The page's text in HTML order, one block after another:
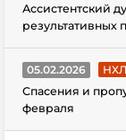
Ассистентский
результативных
05.02.2026
Спасения и
февраля